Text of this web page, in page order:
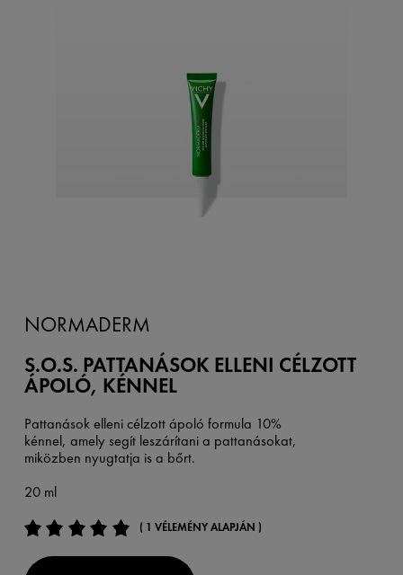
NORMADERM
S.O.S. PATTANÁSOK ELLENI CÉLZOTT
ÁPOLÓ, KÉNNEL
Pattanások elleni célzott ápoló formula 10%
kénnel, amely segít leszárítani a pattanásokat,
miközben nyugtatja is a bőrt.
20 ml
( 1 VÉLEMÉNY ALAPJÁN )